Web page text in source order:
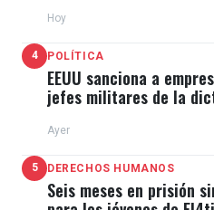
La denuncia de la
que María Corina
cargos políticos,
de prensa a Yorisla
Hoy
4 POLÍTICA
EEUU sanciona a
jefes militares de la
Ayer
5 DERECHOS HUMANOS
Seis meses en prisión